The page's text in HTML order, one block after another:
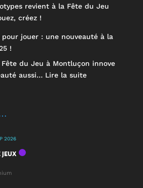
revient à la Fête du Jeu
créez !
pour jouer : une nouveauté à la
!
du Jeu à Montluçon innove
aussi… Lire la suite:
2026
JEUX